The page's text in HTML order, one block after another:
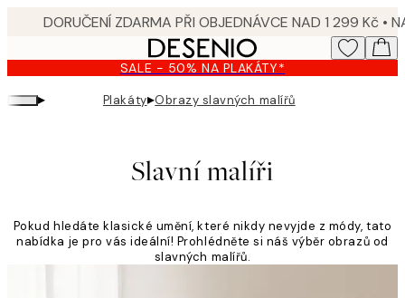
content.
SALE - 50% NA PLAKÁTY*
▸ Plakáty▸Obrazy slavných malířů
Slavní malíři
Pokud hledáte klasické umění, které nikdy nevyjde z módy, tato
nabídka je pro vás ideální! Prohlédněte si náš výběr obrazů od
slavných malířů.